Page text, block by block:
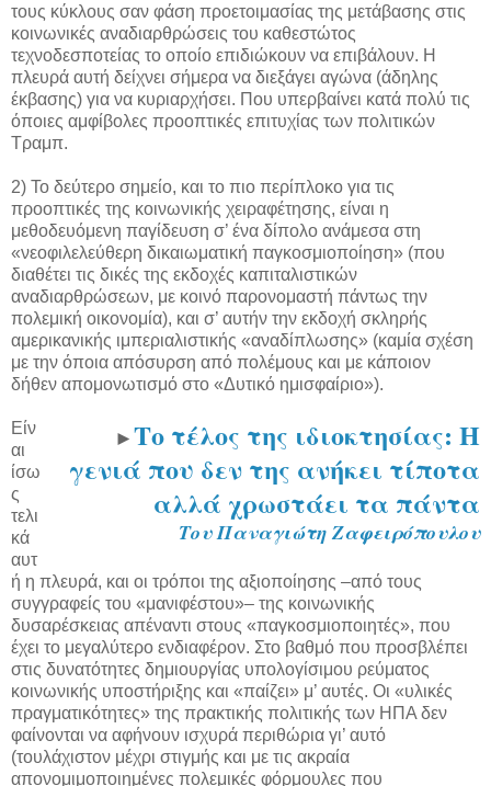
τους κύκλους σαν φάση προετοιμασίας της μετάβασης στις
κοινωνικές αναδιαρθρώσεις του καθεστώτος
τεχνοδεσποτείας το οποίο επιδιώκουν να επιβάλουν. Η
πλευρά αυτή δείχνει σήμερα να διεξάγει αγώνα (άδηλης
έκβασης) για να κυριαρχήσει. Που υπερβαίνει κατά πολύ τις
όποιες αμφίβολες προοπτικές επιτυχίας των πολιτικών
Τραμπ.
2) Το δεύτερο σημείο, και το πιο περίπλοκο για τις
προοπτικές της κοινωνικής χειραφέτησης, είναι η
μεθοδευόμενη παγίδευση σ’ ένα δίπολο ανάμεσα στη
«νεοφιλελεύθερη δικαιωματική παγκοσμιοποίηση» (που
διαθέτει τις δικές της εκδοχές καπιταλιστικών
αναδιαρθρώσεων, με κοινό παρονομαστή πάντως την
πολεμική οικονομία), και σ’ αυτήν την εκδοχή σκληρής
αμερικανικής ιμπεριαλιστικής «αναδίπλωσης» (καμία σχέση
με την όποια απόσυρση από πολέμους και με κάποιον
δήθεν απομονωτισμό στο «Δυτικό ημισφαίριο»).
►Το τέλος της ιδιοκτησίας: Η
γενιά που δεν της ανήκει τίποτα
αλλά χρωστάει τα πάντα
Του Παναγιώτη Ζαφειρόπουλου
Είν
αι
ίσω
ς
τελι
κά
αυτ
ή η πλευρά, και οι τρόποι της αξιοποίησης –από τους
συγγραφείς του «μανιφέστου»– της κοινωνικής
δυσαρέσκειας απέναντι στους «παγκοσμιοποιητές», που
έχει το μεγαλύτερο ενδιαφέρον. Στο βαθμό που προσβλέπει
στις δυνατότητες δημιουργίας υπολογίσιμου ρεύματος
κοινωνικής υποστήριξης και «παίζει» μ’ αυτές. Οι «υλικές
πραγματικότητες» της πρακτικής πολιτικής των ΗΠΑ δεν
φαίνονται να αφήνουν ισχυρά περιθώρια γι’ αυτό
(τουλάχιστον μέχρι στιγμής και με τις ακραία
απονομιμοποιημένες πολεμικές φόρμουλες που